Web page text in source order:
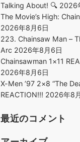
Talking About! 🔍 2026
The Movie’s High:
2026年8月6日
223. Chainsaw Man –
Arc 2026年8月6日
Chainsawman 1×11
2026年8月6日
X-Men ’97 2×8 “The
REACTION!!! 2026年8
最近のコメント